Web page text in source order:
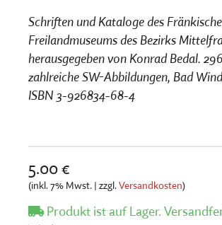
Schriften und Kataloge des
Freilandmuseums des Bezirks
herausgegeben von Konrad Bedal.
zahlreiche SW-Abbildungen, Bad
ISBN 3-926834-68-4
5.00 €
(inkl. 7% Mwst. | zzgl.Versandkosten)
Produkt ist auf Lager.